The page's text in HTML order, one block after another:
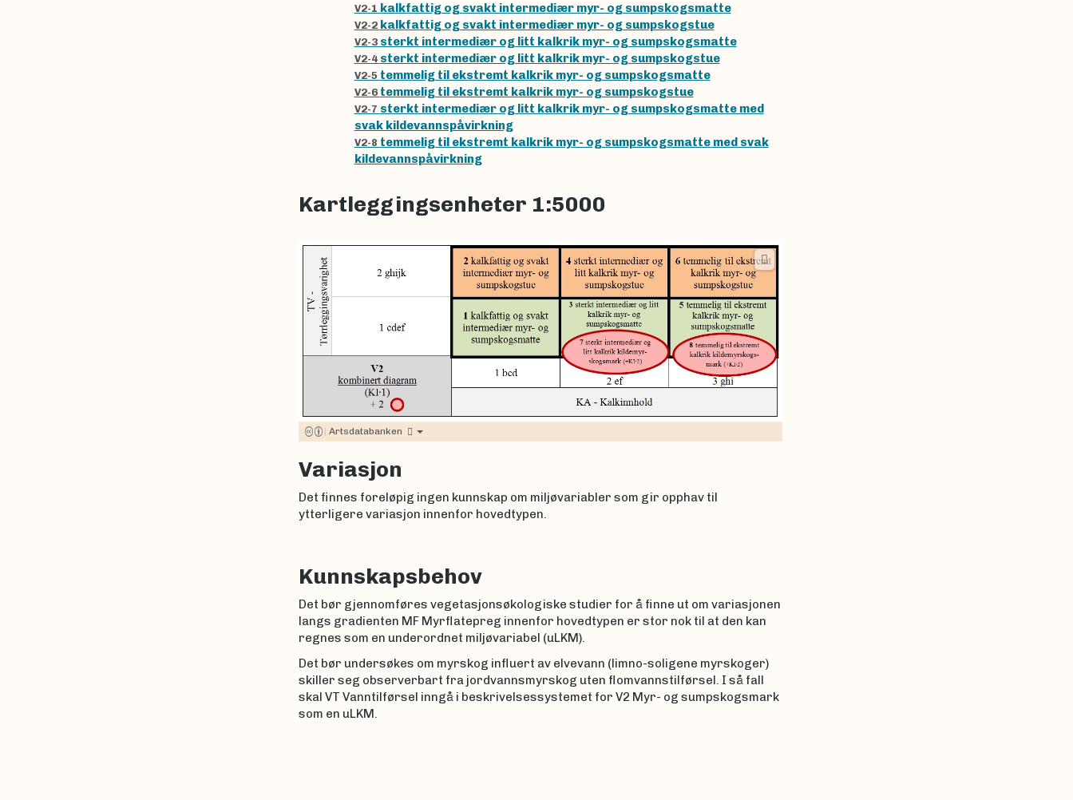
V2-1 kalkfattig og svakt intermediær myr- og sumpskogsmatte
V2-2 kalkfattig og svakt intermediær myr- og sumpskogstue
V2-3 sterkt intermediær og litt kalkrik myr- og sumpskogsmatte
V2-4 sterkt intermediær og litt kalkrik myr- og sumpskogstue
V2-5 temmelig til ekstremt kalkrik myr- og sumpskogsmatte
V2-6 temmelig til ekstremt kalkrik myr- og sumpskogstue
V2-7 sterkt intermediær og litt kalkrik myr- og sumpskogsmatte med
svak kildevannspåvirkning
V2-8 temmelig til ekstremt kalkrik myr- og sumpskogsmatte med svak
kildevannspåvirkning
Kartleggingsenheter 1:5000
| Artsdatabanken
Variasjon
Det finnes foreløpig ingen kunnskap om miljøvariabler som gir opphav til
ytterligere variasjon innenfor hovedtypen.
Kunnskapsbehov
Det bør gjennomføres vegetasjonsøkologiske studier for å finne ut om variasjonen
langs gradienten MF Myrflatepreg innenfor hovedtypen er stor nok til at den kan
regnes som en underordnet miljøvariabel (uLKM).
Det bør undersøkes om myrskog influert av elvevann (limno-soligene myrskoger)
skiller seg observerbart fra jordvannsmyrskog uten flomvannstilførsel. I så fall
skal VT Vanntilførsel inngå i beskrivelsessystemet for V2 Myr- og sumpskogsmark
som en uLKM.